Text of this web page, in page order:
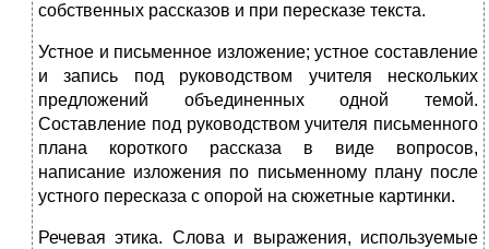
собственных рассказов и при пересказе текста.
Устное и письменное изложение; устное составление
и запись под руководством учителя нескольких
предложений объединенных одной темой.
Составление под руководством учителя письменного
плана короткого рассказа в виде вопросов,
написание изложения по письменному плану после
устного пересказа с опорой на сюжетные картинки.
Речевая этика. Слова и выражения, используемые